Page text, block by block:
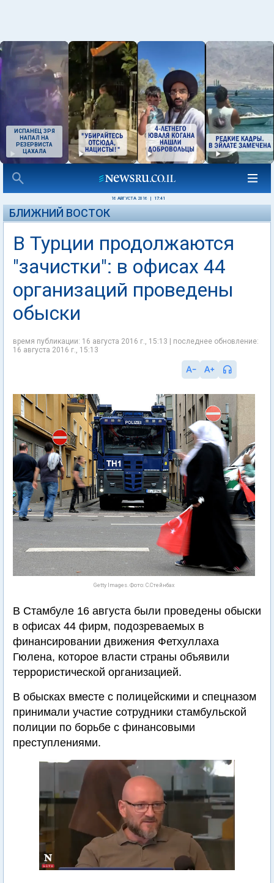
ИСПАНЕЦ ЗРЯ
НАПАЛ НА
РЕЗЕРВИСТА
ЦАХАЛА
16 АВГУСТА 2016 17:41
БЛИЖНИЙ ВОСТОК
В Турции продолжаются
"зачистки": в офисах 44
организаций проведены
обыски
время публикации: 16 августа 2016 г., 15:13 | последнее обновление:
16 августа 2016 г., 15:13
Getty Images. Фото: С.Стейнбах
В Стамбуле 16 августа были проведены обыски
в офисах 44 фирм, подозреваемых в
финансировании движения Фетхуллаха
Гюлена, которое власти страны объявили
террористической организацией.
В обысках вместе с полицейскими и спецназом
принимали участие сотрудники стамбульской
полиции по борьбе с финансовыми
преступлениями.